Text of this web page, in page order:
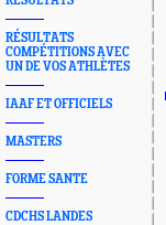
RÉSULTATS
COMPÉTITIONS AVEC
UN DE VOS ATHLÈTES
IAAF ET OFFICIELS
MASTERS
FORME SANTE
CDCHS LANDES